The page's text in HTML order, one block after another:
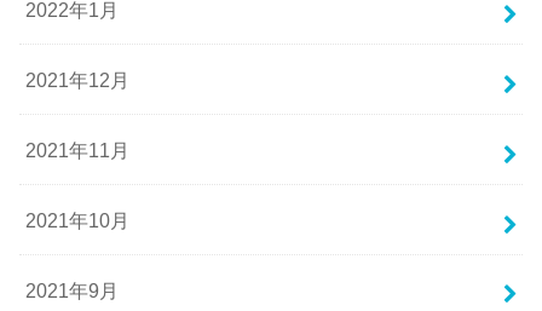
2022年1月
2021年12月
2021年11月
2021年10月
2021年9月